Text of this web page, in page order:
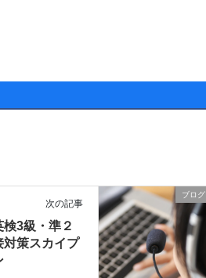
ブログ
次の記事
3級・準２
策スカイプ